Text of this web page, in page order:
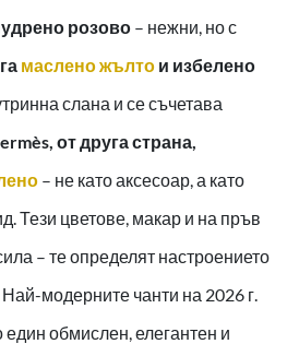
розово – нежни, но с
маслено жълто и избелено
слана и се съчетава
от друга страна,
– не като аксесоар, а като
Тези цветове, макар и на пръв
– те определят настроението
модерните чанти на 2026 г.
обмислен, елегантен и